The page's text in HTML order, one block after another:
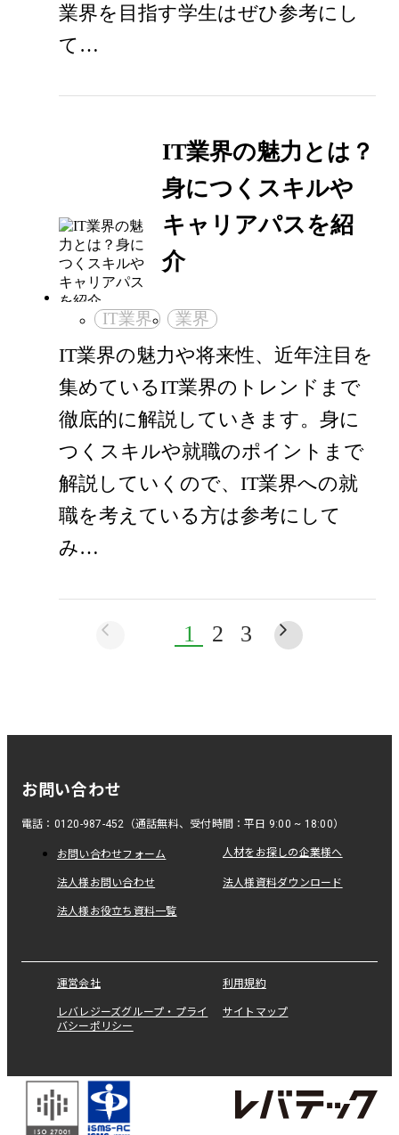
業界を目指す学生はぜひ参考にし
て…
IT業界の魅力とは？
身につくスキルや
キャリアパスを紹
介
IT業界 業界
IT業界の魅力や将来性、近年注目を
集めているIT業界のトレンドまで
徹底的に解説していきます。身に
つくスキルや就職のポイントまで
解説していくので、IT業界への就
職を考えている方は参考にして
み…
1 2 3
お問い合わせ
電話：0120-987-452（通話無料、受付時間：平日 9:00 ~ 18:00）
お問い合わせフォーム 人材をお探しの企業様へ
法人様お問い合わせ 法人様資料ダウンロード
法人様お役立ち資料一覧
運営会社 利用規約
レバレジーズグループ・プライ
バシーポリシー
サイトマップ